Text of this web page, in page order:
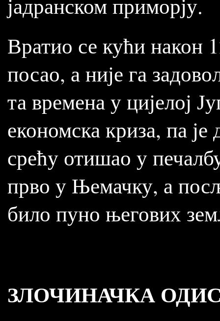
јадранском приморју.
Вратио се кући након
посао, а није га
та времена у цијелој
економска криза, па
срећу отишао у
прво у Њемачку, а
било пуно његових
ЗЛОЧИНАЧКА